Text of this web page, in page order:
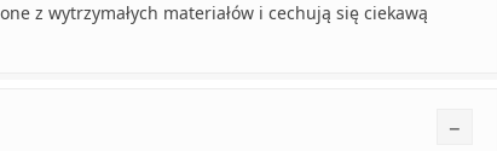
z wytrzymałych materiałów i cechują się ciekawą